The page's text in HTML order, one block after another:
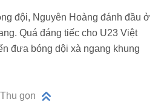
đội, Nguyên Hoàng đánh đầu ở
Quá đáng tiếc cho U23 Việt
đưa bóng dội xà ngang khung
Thu gọn